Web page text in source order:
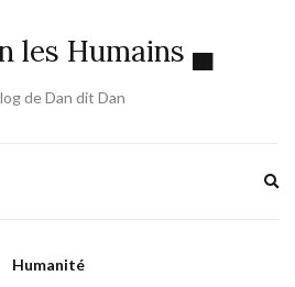
les Humains ▄
de Dan dit Dan
Humanité